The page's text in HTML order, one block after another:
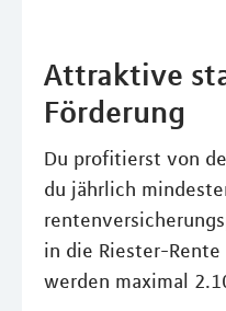
Attraktive
Förderung
Du profitierst von
du jährlich
in die Riester-
werden maximal